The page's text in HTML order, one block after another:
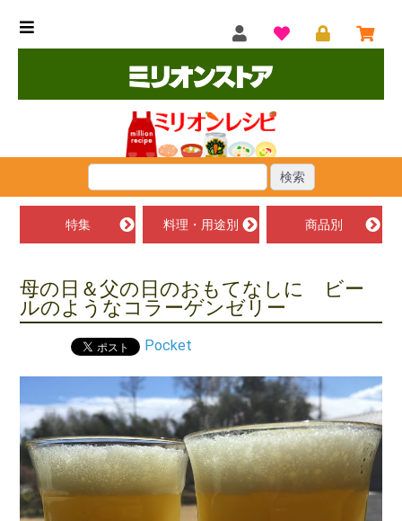
特集 料理・用途別 商品別
母の日＆父の日のおもてなしに ビー
ルのようなコラーゲンゼリー
Pocket